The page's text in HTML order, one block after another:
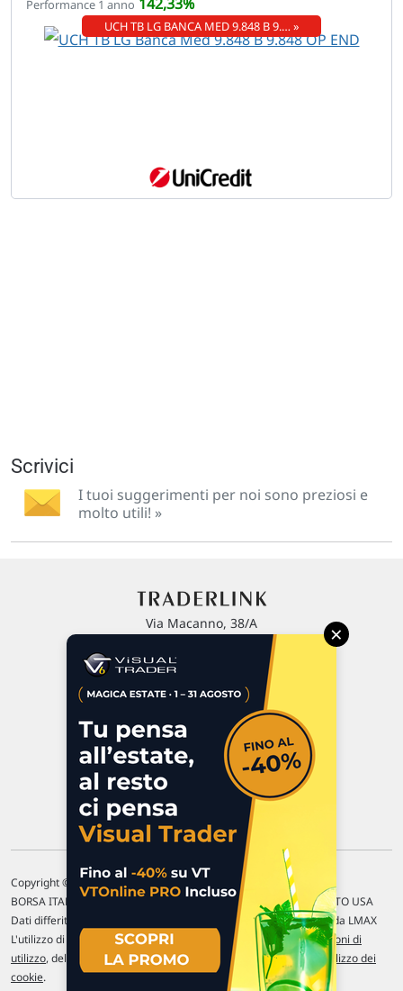
Performance 1 anno
UCH TB LG BANCA MED 9.848 B 9.… »
Scrivici
I tuoi suggerimenti per noi sono preziosi e
molto utili! »
Via Macanno, 38/A
P.IVA 02 452 460 401
Commenti e segnalazioni
Contattaci
Copyright © 1996-2026 Traderlink Italia s.r.l.
BORSA ITALIANA Quotazioni di borsa differite di 15 min. / MERCATO USA
Dati differiti di 15 min. (fonte Intrinio) / FOREX Quotazioni fornite da LMAX
L'utilizzo di questo sito implica l'accettazione delle nostre Condizioni di
utilizzo, del Disclaimer MAR, dellePolitiche sulla privacye dell' Utilizzo dei
cookie.
×